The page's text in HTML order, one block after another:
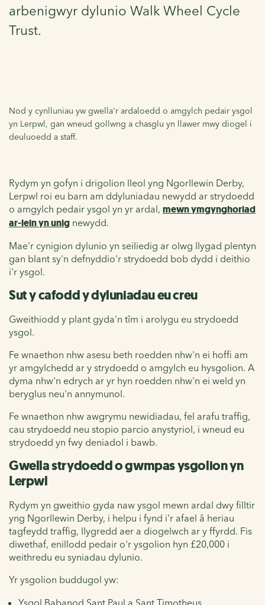
arbenigwyr dylunio Walk Wheel Cycle
Trust.
Nod y cynlluniau yw gwella'r ardaloedd o amgylch pedair ysgol
yn Lerpwl, gan wneud gollwng a chasglu yn llawer mwy diogel i
deuluoedd a staff.
Rydym yn gofyn i drigolion lleol yng Ngorllewin Derby,
Lerpwl roi eu barn am ddyluniadau newydd ar strydoedd
o amgylch pedair ysgol yn yr ardal, mewn ymgynghoriad
ar-lein yn unig newydd.
Mae'r cynigion dylunio yn seiliedig ar olwg llygad plentyn
gan blant sy'n defnyddio'r strydoedd bob dydd i deithio
i'r ysgol.
Sut y cafodd y dyluniadau eu creu
Gweithiodd y plant gyda'n tîm i arolygu eu strydoedd
ysgol.
Fe wnaethon nhw asesu beth roedden nhw'n ei hoffi am
yr amgylchedd ar y strydoedd o amgylch eu hysgolion. A
dyma nhw'n edrych ar yr hyn roedden nhw'n ei weld yn
beryglus neu'n annymunol.
Fe wnaethon nhw awgrymu newidiadau, fel arafu traffig,
cau strydoedd neu stopio parcio anystyriol, i wneud eu
strydoedd yn fwy deniadol i bawb.
Gwella strydoedd o gwmpas ysgolion yn
Lerpwl
Rydym yn gweithio gyda naw ysgol mewn ardal dwy filltir
yng Ngorllewin Derby, i helpu i fynd i'r afael â heriau
tagfeydd traffig, llygredd aer a diogelwch ar y ffyrdd. Fis
diwethaf, enillodd pedair o'r ysgolion hyn £20,000 i
weithredu eu syniadau dylunio.
Yr ysgolion buddugol yw:
Ysgol Babanod Sant Paul a Sant Timotheus